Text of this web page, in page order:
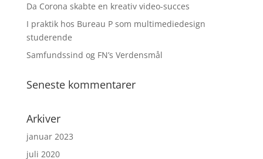
Da Corona skabte en kreativ video-succes
I praktik hos Bureau P som multimediedesign
studerende
Samfundssind og FN’s Verdensmål
Seneste kommentarer
Arkiver
januar 2023
juli 2020